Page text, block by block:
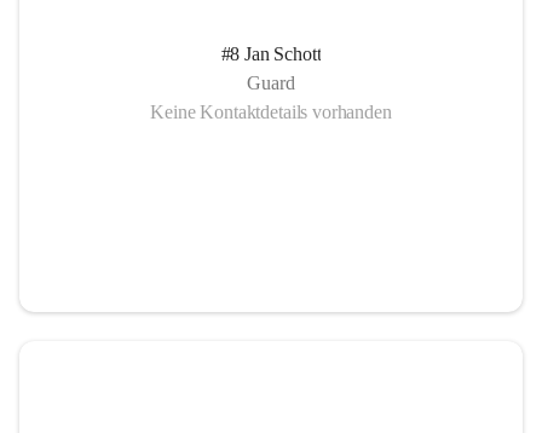
#8 Jan Schott
Guard
Keine Kontaktdetails vorhanden